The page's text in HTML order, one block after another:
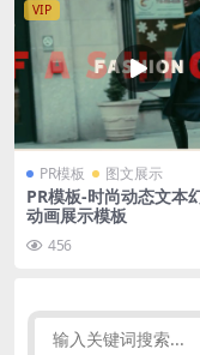
VIP
PR模板 图文展示
PR模板-时尚动态文本
动画展示模板
456